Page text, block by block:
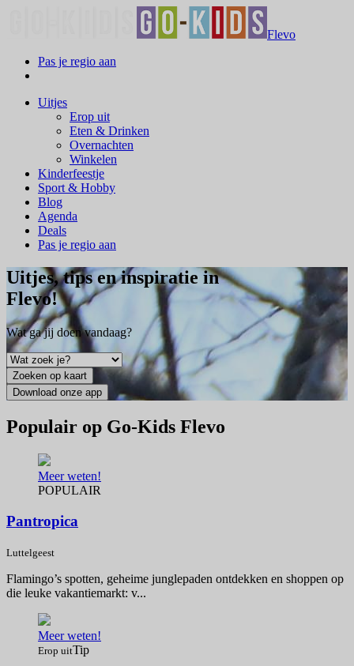
Flevo
Pas je regio aan
Uitjes
Erop uit
Eten & Drinken
Overnachten
Winkelen
Kinderfeestje
Sport & Hobby
Blog
Agenda
Deals
Pas je regio aan
Uitjes, tips en inspiratie in
Flevo!
Wat ga jij doen vandaag?
Populair op Go-Kids Flevo
Meer weten!
POPULAIR
Pantropica
Luttelgeest
Flamingo’s spotten, geheime junglepaden ontdekken en shoppen op
die leuke vakantiemarkt: v...
Meer weten!
Erop uitTip